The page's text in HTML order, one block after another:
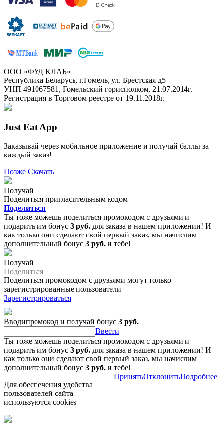
ООО «ФУД КЛАБ»
Республика Беларусь, г.Гомель, ул. Брестская д5
УНП 491067581, Гомельский горисполком, 21.07.2014г.
Регистрация в Торговом реестре от 19.11.2018г.
Just Eat App
Заказывай через мобильное приложение и получай баллы за
каждый заказ!
Позже Скачать
Получай
Поделиться пригласительным кодом
Поделиться
Ты тоже можешь поделиться промокодом с друзьями и
подарить им бонус 3 руб. для заказа в нашем приложении! И
как только они сделают свой первый заказ, мы начислим
дополнительный бонус 3 руб. и тебе!
Получай
Поделиться
Поделиться промокодом с друзьями могут только
зарегистрированные пользователи
Зарегистрироваться
Вводипромокод и получай бонус 3 руб.
Ввести
Ты тоже можешь поделиться промокодом с друзьями и
подарить им бонус 3 руб. для заказа в нашем приложении! И
как только они сделают свой первый заказ, мы начислим
дополнительный бонус 3 руб. и тебе!
Для обеспечения удобства
пользователей сайта
используются cookies
ПринятьОтклонитьПодробнее